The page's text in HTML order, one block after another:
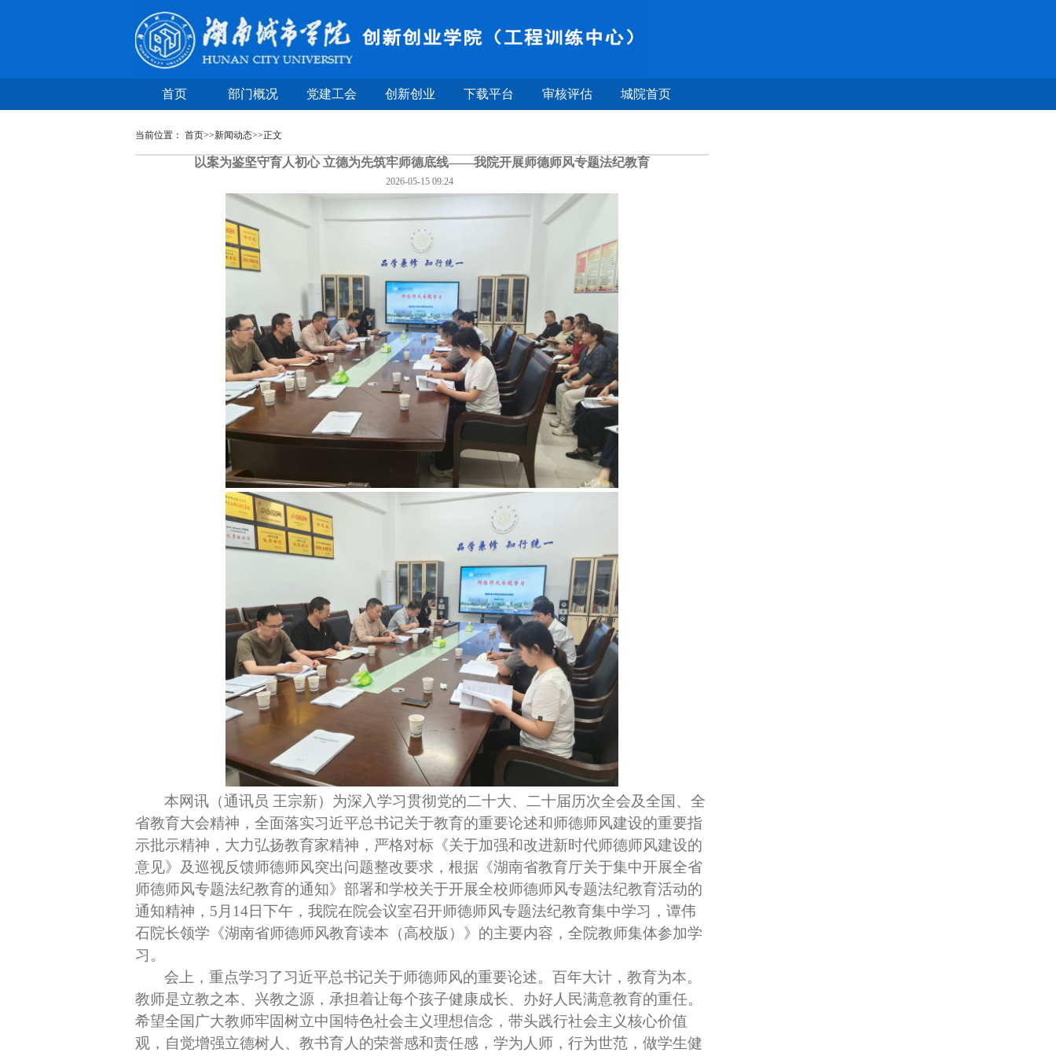
首页 部门概况 党建工会 创新创业 下载平台 审核评估 城院首页
当前位置： 首页>>新闻动态>>正文
以案为鉴坚守育人初心 立德为先筑牢师德底线——我院开展师德师风专题法纪教育
2026-05-15 09:24
本网讯（通讯员 王宗新）为深入学习贯彻党的二十大、二十届历次全会及全国、全
省教育大会精神，全面落实习近平总书记关于教育的重要论述和师德师风建设的重要指
示批示精神，大力弘扬教育家精神，严格对标《关于加强和改进新时代师德师风建设的
意见》及巡视反馈师德师风突出问题整改要求，根据《湖南省教育厅关于集中开展全省
师德师风专题法纪教育的通知》部署和学校关于开展全校师德师风专题法纪教育活动的
通知精神， 5 月 14日下午，我院在院会议室召开师德师风专题法纪教育集中学习，谭伟
石院长领学《湖南省师德师风教育读本（高校版）》的主要内容，全院教师集体参加学
习。
会上，重点学习了习近平总书记关于师德师风的重要论述。百年大计，教育为本。
教师是立教之本、兴教之源，承担着让每个孩子健康成长、办好人民满意教育的重任。
希望全国广大教师牢固树立中国特色社会主义理想信念，带头践行社会主义核心价值
观，自觉增强立德树人、教书育人的荣誉感和责任感，学为人师，行为世范，做学生健